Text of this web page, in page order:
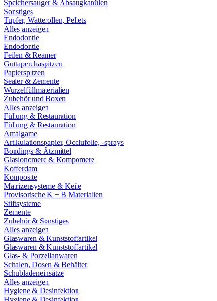
Speichersauger & Absaugkanülen
Sonstiges
Tupfer, Watterollen, Pellets
Alles anzeigen
Endodontie
Endodontie
Feilen & Reamer
Guttaperchaspitzen
Papierspitzen
Sealer & Zemente
Wurzelfüllmaterialien
Zubehör und Boxen
Alles anzeigen
Füllung & Restauration
Füllung & Restauration
Amalgame
Artikulationspapier, Occlufolie, -sprays
Bondings & Ätzmittel
Glasionomere & Kompomere
Kofferdam
Komposite
Matrizensysteme & Keile
Provisorische K + B Materialien
Stiftsysteme
Zemente
Zubehör & Sonstiges
Alles anzeigen
Glaswaren & Kunststoffartikel
Glaswaren & Kunststoffartikel
Glas- & Porzellanwaren
Schalen, Dosen & Behälter
Schubladeneinsätze
Alles anzeigen
Hygiene & Desinfektion
Hygiene & Desinfektion